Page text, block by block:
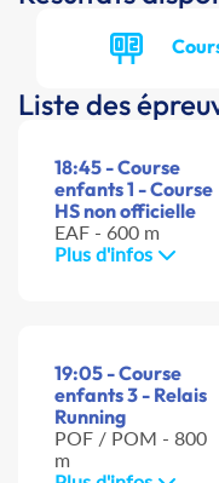
Liste des
18:45 - Course
enfants 1 - Course
HS non officielle
EAF - 600 m
Plus d'infos
19:05 - Course
enfants 3 - Relais
Running
POF / POM - 800
m